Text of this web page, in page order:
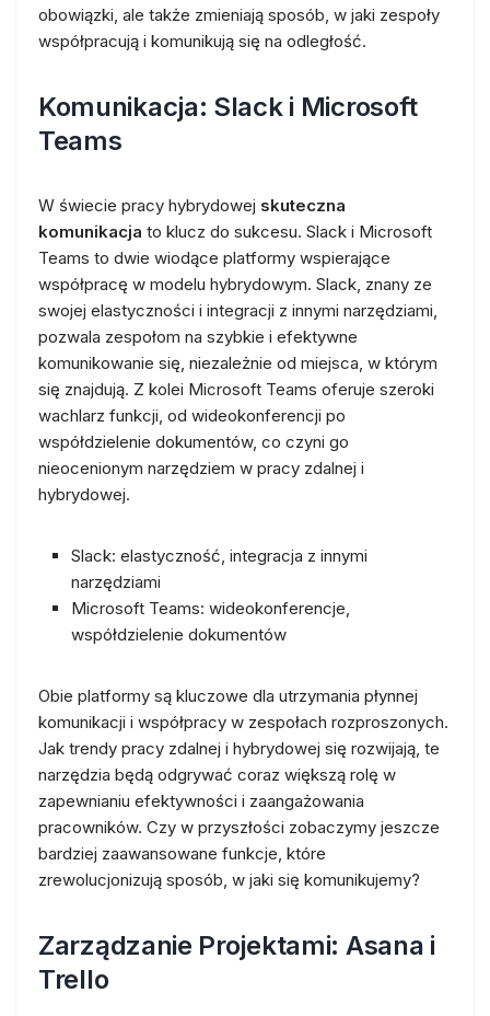
obowiązki, ale także zmieniają sposób, w jaki zespoły
współpracują i komunikują się na odległość.
Komunikacja: Slack i Microsoft
Teams
W świecie pracy hybrydowej skuteczna
komunikacja to klucz do sukcesu. Slack i Microsoft
Teams to dwie wiodące platformy wspierające
współpracę w modelu hybrydowym. Slack, znany ze
swojej elastyczności i integracji z innymi narzędziami,
pozwala zespołom na szybkie i efektywne
komunikowanie się, niezależnie od miejsca, w którym
się znajdują. Z kolei Microsoft Teams oferuje szeroki
wachlarz funkcji, od wideokonferencji po
współdzielenie dokumentów, co czyni go
nieocenionym narzędziem w pracy zdalnej i
hybrydowej.
Slack: elastyczność, integracja z innymi
narzędziami
Microsoft Teams: wideokonferencje,
współdzielenie dokumentów
Obie platformy są kluczowe dla utrzymania płynnej
komunikacji i współpracy w zespołach rozproszonych.
Jak trendy pracy zdalnej i hybrydowej się rozwijają, te
narzędzia będą odgrywać coraz większą rolę w
zapewnianiu efektywności i zaangażowania
pracowników. Czy w przyszłości zobaczymy jeszcze
bardziej zaawansowane funkcje, które
zrewolucjonizują sposób, w jaki się komunikujemy?
Zarządzanie Projektami: Asana i
Trello